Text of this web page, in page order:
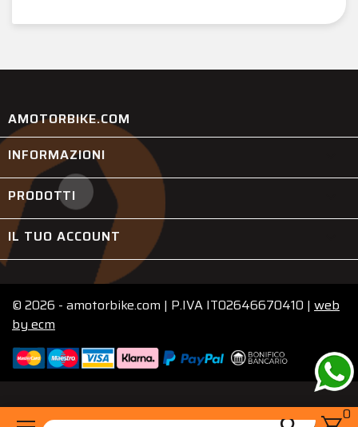
0
AMOTORBIKE.COM
INFORMAZIONI
PRODOTTI
IL TUO ACCOUNT
© 2026 - amotorbike.com | P.IVA IT02646670410 | web
byecm